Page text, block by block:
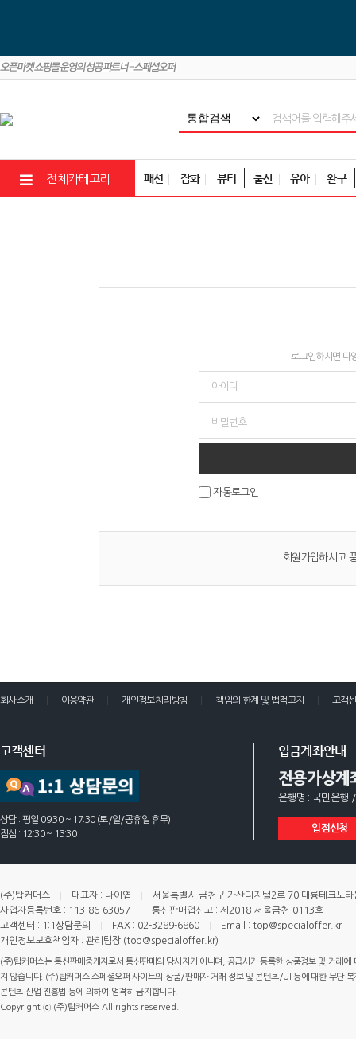
전체카테고리 패션 잡화 뷰티 출산 유아 완구
로그인하시면 다
자동로그인
회원가입하시고
회사소개 이용약관 개인정보처리방침 책임의 한계 및 법적고지 고객
고객센터
상담 : 평일 09:30 ~ 17:30 (토/일/공휴일 휴무)
점심 : 12:30 ~ 13:30
입금계좌안내
전용가상계
은행명 : 국민은행
입점신청
(주)탑커머스 대표자 : 나이엽
서울특별시 금천구 가산디지털2로 70 대륭테크노
사업자등록번호 : 113-86-63057
통신판매업신고 : 제2018-서울금천-0113호
고객센터 : 1:1상담문의
FAX : 02-3289-6860
Email : top@specialoffer.kr
개인정보보호책임자 : 관리팀장 (top@specialoffer.kr)
(주)탑커머스는 통신판매중개자로서 통신판매의 당사자가 아니며, 공급사가 등록한 상품정보 및 거래
지 않습니다. (주)탑커머스 스페셜오퍼 사이트의 상품/판매자 거래 정보 및 콘텐츠/UI 등에 대한 무단
콘텐츠 산업 진흥법 등에 의하여 엄격히 금지합니다.
Copyright ⓒ (주)탑커머스 All rights reserved.